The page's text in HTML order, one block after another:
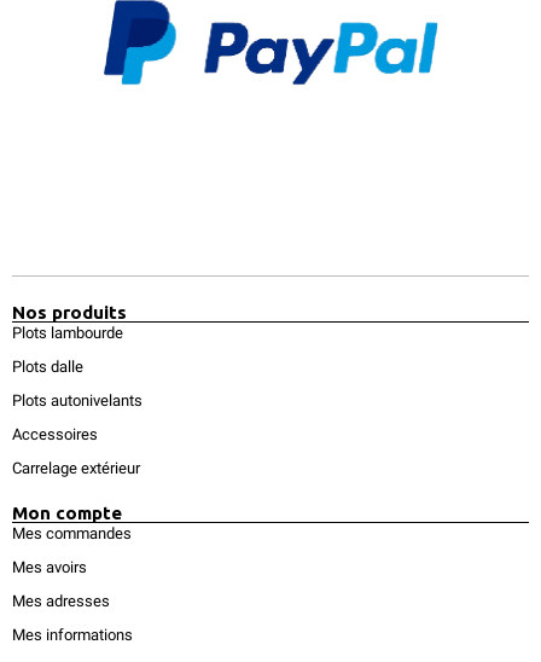
Nos produits
Plots lambourde
Plots dalle
Plots autonivelants
Accessoires
Carrelage extérieur
Mon compte
Mes commandes
Mes avoirs
Mes adresses
Mes informations